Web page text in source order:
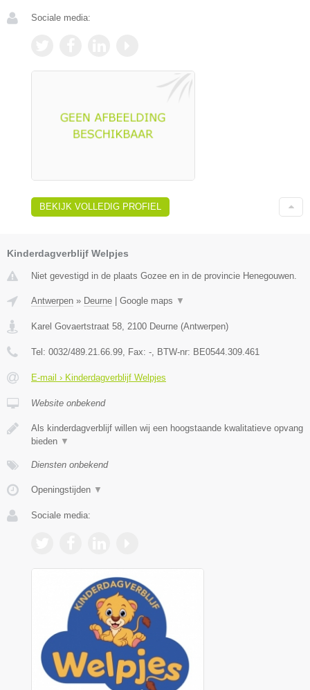
Sociale media:
BEKIJK VOLLEDIG PROFIEL
Kinderdagverblijf Welpjes
Niet gevestigd in de plaats Gozee en in de provincie Henegouwen.
Antwerpen » Deurne Google maps ▼
Karel Govaertstraat 58, 2100 Deurne (Antwerpen)
Tel: 0032/489.21.66.99, Fax: -, BTW-nr: BE0544.309.461
E-mail › Kinderdagverblijf Welpjes
Website onbekend
Als kinderdagverblijf willen wij een hoogstaande kwalitatieve opvang
bieden ▼
Diensten onbekend
Openingstijden ▼
Sociale media: